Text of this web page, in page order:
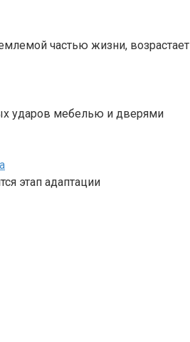
частью жизни, возрастает
ударов мебелью и дверями
этап адаптации